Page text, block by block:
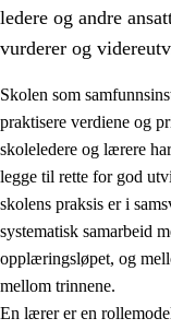
3. Prinsipper
Et
ledere og andre
vurderer og
Skolen som
praktisere verdiene og
skoleledere og lærere
legge til rette for god
skolens praksis er i
systematisk samarbeid
opplæringsløpet, og
mellom trinnene.
En lærer er en